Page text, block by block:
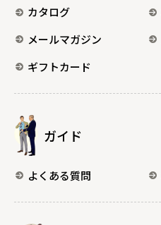
カタログ
メールマガジン
ギフトカード
ガイド
よくある質問